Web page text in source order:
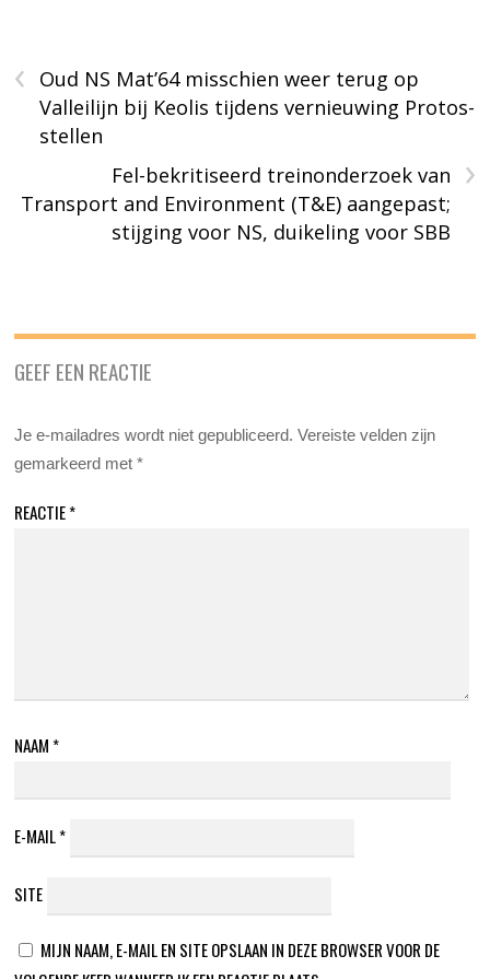
‹
Oud NS Mat’64 misschien weer terug op
Valleilijn bij Keolis tijdens vernieuwing Protos-
stellen
›
Fel-bekritiseerd treinonderzoek van
Transport and Environment (T&E) aangepast;
stijging voor NS, duikeling voor SBB
GEEF EEN REACTIE
Je e-mailadres wordt niet gepubliceerd. Vereiste velden zijn
gemarkeerd met*
REACTIE*
NAAM *
E-MAIL*
SITE
MIJN NAAM, E-MAIL EN SITE OPSLAAN IN DEZE BROWSER VOOR DE